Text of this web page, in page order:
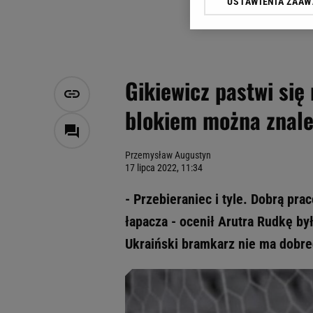
Gikiewicz pastwi
blokiem można
Przemysław Augustyn
17 lipca 2022, 11:34
- Przebieraniec i tyle. Dobrą
łapacza - ocenił Arutra Rudkę
Ukraiński bramkarz nie ma
Klikając „Akceptuję”
Zaufanych Partnerów i
My, nasi Zaufani
Użycie dokładnych
Przechowywanie